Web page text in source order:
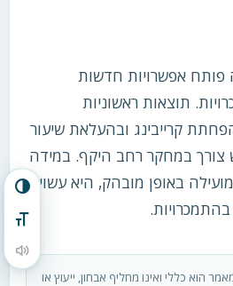
הפעל/כבה ניגודיות גבוהה
מתג גודל גופן
הקראת תוכן העמוד
פותח אפשרויות חדשות
תוצאות ראשוניות
קרייבינג ובהעלאת שיעור
צורך במחקר רחב היקף. במידה
מועילה באופן מובהק, היא עשויה
הוא כללי ואינו מחליף אבחון, ייעוץ או